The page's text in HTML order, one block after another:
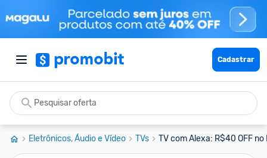
Cadastrar
Eletrônicos, Áudio e Vídeo TVs TV com Alexa: R$40 OFF